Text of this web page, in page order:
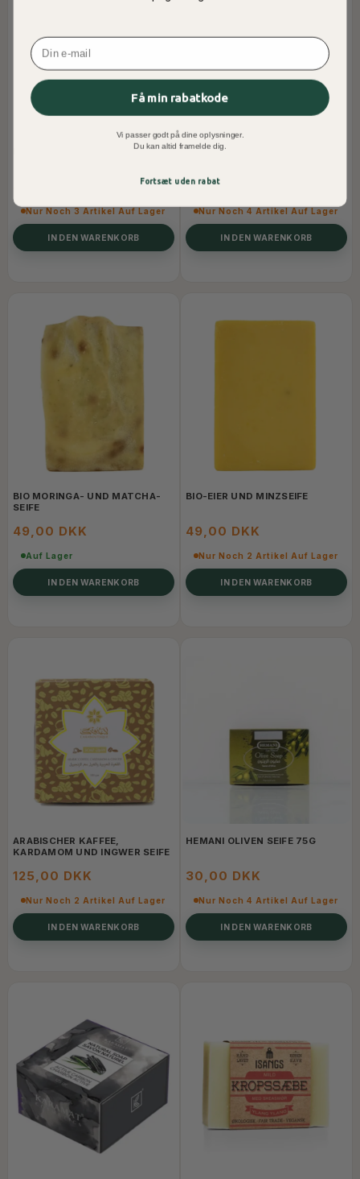
BIO-ZITRONENGRAS-SEIFE
Nur Noch 3 Artikel Auf Lager
IN DEN WARENKORB
BIO-KAFFEE-SEIFE
49,00 DKK
Nur Noch 4 Artikel Auf Lager
IN DEN WARENKORB
BIO MORINGA- UND MATCHA-
SEIFE
49,00 DKK
Auf Lager
IN DEN WARENKORB
BIO-EIER UND MINZSEIFE
49,00 DKK
Nur Noch 2 Artikel Auf Lager
IN DEN WARENKORB
ARABISCHER KAFFEE,
KARDAMOM UND INGWER SEIFE
125,00 DKK
Nur Noch 2 Artikel Auf Lager
IN DEN WARENKORB
HEMANI OLIVEN SEIFE 75G
30,00 DKK
Nur Noch 4 Artikel Auf Lager
IN DEN WARENKORB
Email
Få min rabatkode
Vi passer godt på dine oplysninger.
Du kan altid framelde dig.
Fortsæt uden rabat